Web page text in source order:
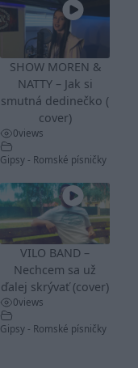
SHOW MOREN &
NATTY – Jak si
smutná dedinečko (
cover)
0views
Gipsy - Romské písničky
VILO BAND –
Nechcem sa už
ďalej skrývať (cover)
0views
Gipsy - Romské písničky